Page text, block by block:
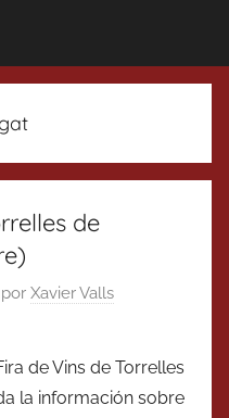
de
por Xavier Valls
de Vins de Torrelles
la información sobre